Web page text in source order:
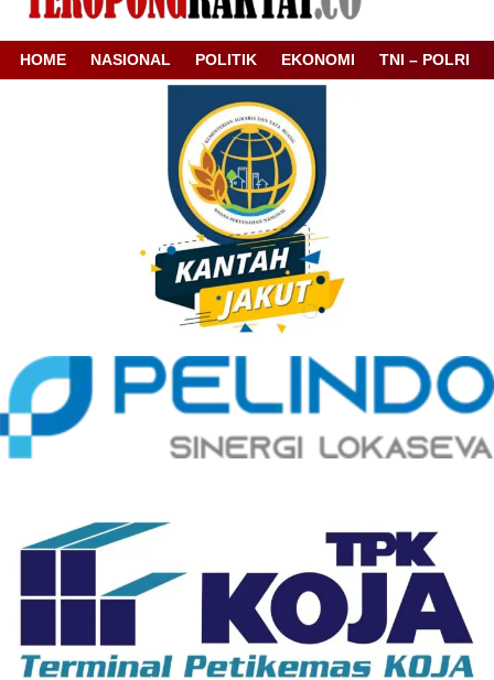
HOME NASIONAL POLITIK EKONOMI TNI – POLRI